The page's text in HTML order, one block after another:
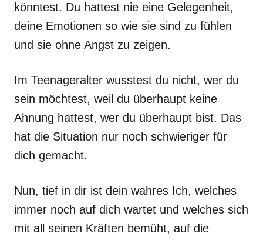
könntest. Du hattest nie eine Gelegenheit,
deine Emotionen so wie sie sind zu fühlen
und sie ohne Angst zu zeigen.
Im Teenageralter wusstest du nicht, wer du
sein möchtest, weil du überhaupt keine
Ahnung hattest, wer du überhaupt bist. Das
hat die Situation nur noch schwieriger für
dich gemacht.
Nun, tief in dir ist dein wahres Ich, welches
immer noch auf dich wartet und welches sich
mit all seinen Kräften bemüht, auf die